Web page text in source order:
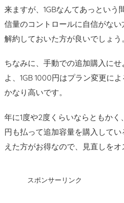
来ますが、1GBなんてあっという
信量のコントロールに自信がな
解約しておいた方が良いでしょう。
ちなみに、手動での追加購入に
よ、1GB 1000円はプラン変更に
かなり高いです。
年に1度や2度くらいならともかく
円も払って追加容量を購入して
えた方がお得なので、見直しをオ
スポンサーリンク